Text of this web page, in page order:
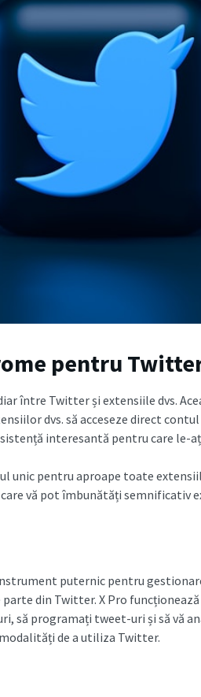
pentru
între Twitter și extensiile dvs.
dvs. să acceseze direct
interesantă pentru care le-
unic pentru aproape toate
vă pot îmbunătăți semnificativ
puternic pentru
din Twitter. X Pro
să programați tweet-uri și să vă
de a utiliza Twitter.